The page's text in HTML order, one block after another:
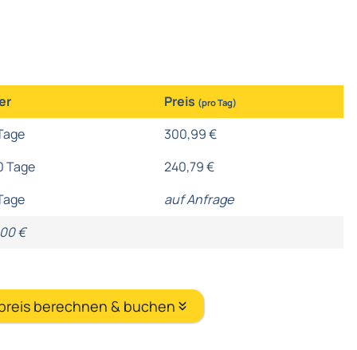
Preis (pro Tag)
300,99 €
Tage
240,79 €
auf Anfrage
€
berechnen & buchen